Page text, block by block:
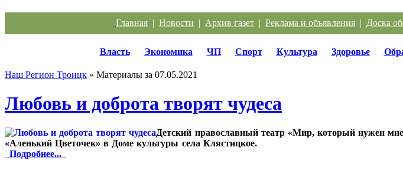
Главная | Новости | Архив газет | Реклама и объявления | Доска
Власть Экономика ЧП Спорт Культура Здоровье
Наш Регион Троицк » Материалы за 07.05.2021
Любовь и доброта творят чудеса
Детский православный театр «Мир, который нужен
«Аленький Цветочек» в Доме культуры села Клястицкое.
Подробнее...